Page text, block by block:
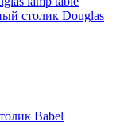
столик Douglas
Babel